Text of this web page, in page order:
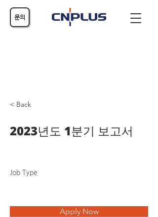
문의
< Back
2023년도 1분기 보고서
Job Type
Apply Now